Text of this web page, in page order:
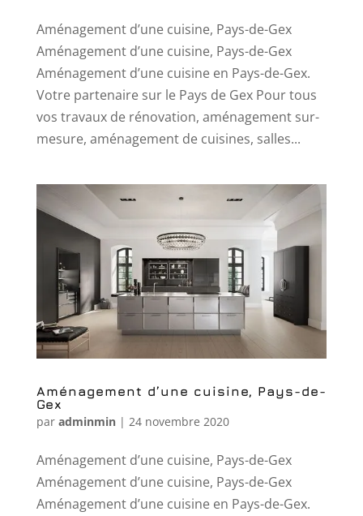
Aménagement d’une cuisine, Pays-de-Gex
Aménagement d’une cuisine, Pays-de-Gex
Aménagement d’une cuisine en Pays-de-Gex.
Votre partenaire sur le Pays de Gex Pour tous
vos travaux de rénovation, aménagement sur-
mesure, aménagement de cuisines, salles...
Aménagement d’une cuisine, Pays-de-
Gex
par adminmin| 24 novembre 2020
Aménagement d’une cuisine, Pays-de-Gex
Aménagement d’une cuisine, Pays-de-Gex
Aménagement d’une cuisine en Pays-de-Gex.